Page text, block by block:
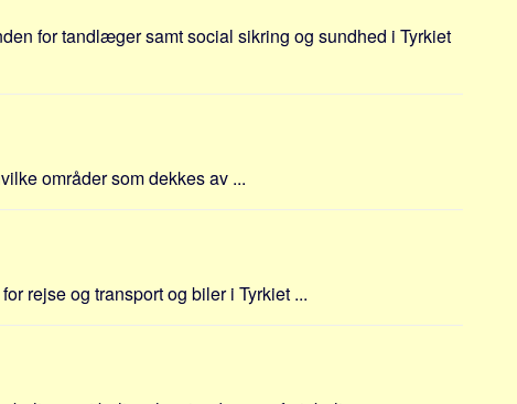
for tandlæger samt social sikring og sundhed i Tyrkiet
områder som dekkes av ...
rejse og transport og biler i Tyrkiet ...